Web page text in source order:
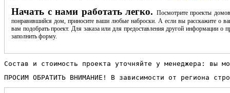
Начать с нами работать легко. Посмотрите проекты
понравившийся дом, приносите ваши любые наброски. А если вы расскажите о
вам подобрать проект. Для заказа или для предоставления другой информации о
заполнить форму.
Состав и стоимость проекта уточняйте у менеджера:
ПРОСИМ ОБРАТИТЬ ВНИМАНИЕ! В зависимости от региона